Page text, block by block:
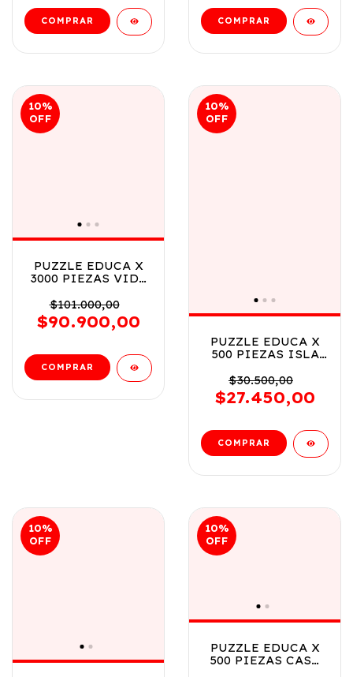
10%
OFF
PUZZLE EDUCA X
3000 PIEZAS VIDA
20332
$101.000,00
$90.900,00
10%
OFF
PUZZLE EDUCA X
500 PIEZAS ISLA
15512
$30.500,00
$27.450,00
10%
OFF
10%
OFF
PUZZLE EDUCA X
500 PIEZAS CASA